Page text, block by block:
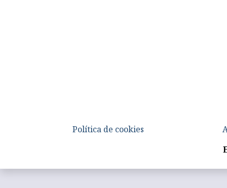
Política de cookies